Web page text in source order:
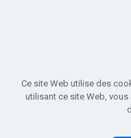
Ce site Web utilise des
utilisant ce site Web,